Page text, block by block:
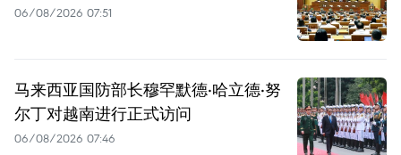
06/08/2026 07:51
马来西亚国防部长穆罕默德·哈立德·努
尔丁对越南进行正式访问
06/08/2026 07:46